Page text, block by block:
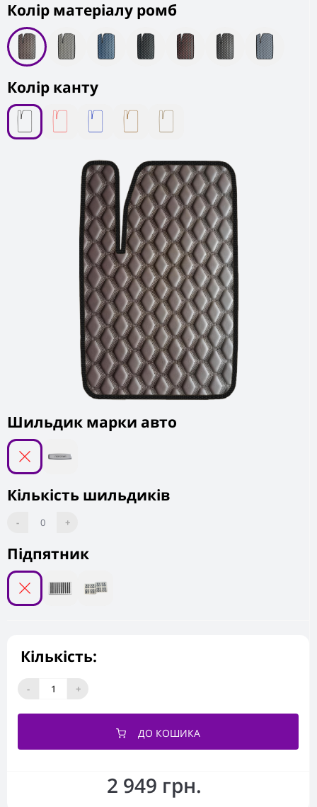
2 949 грн.
Колiр матеріалу ромб
Колір канту
Підпятник
Шильдик марки авто
Кількість шильдиків
- 0 +
Кількість:
- +
ДО КОШИКА